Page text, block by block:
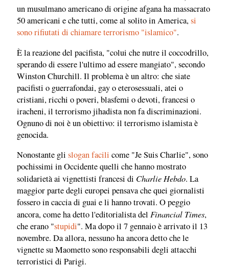
un musulmano americano di origine afgana ha massacrato
50 americani e che tutti, come al solito in America,si
sono rifiutati di chiamare terrorismo "islamico".
È la reazione del pacifista, "colui che nutre il coccodrillo,
sperando di essere l'ultimo ad essere mangiato", secondo
Winston Churchill. Il problema è un altro: che siate
pacifisti o guerrafondai, gay o eterosessuali, atei o
cristiani, ricchi o poveri, blasfemi o devoti, francesi o
iracheni, il terrorismo jihadista non fa discriminazioni.
Ognuno di noi è un obiettivo: il terrorismo islamista è
genocida.
Nonostante gli slogan facili come "Je Suis Charlie", sono
pochissimi in Occidente quelli che hanno mostrato
solidarietà ai vignettisti francesi di Charlie Hebdo. La
maggior parte degli europei pensava che quei giornalisti
fossero in caccia di guai e li hanno trovati. O peggio
ancora, come ha detto l'editorialista del Financial Times,
che erano "stupidi". Ma dopo il 7 gennaio è arrivato il 13
novembre. Da allora, nessuno ha ancora detto che le
vignette su Maometto sono responsabili degli attacchi
terroristici di Parigi.